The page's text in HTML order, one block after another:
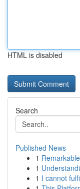
HTML is disabled
Search
Published News
1
1
1 I cannot